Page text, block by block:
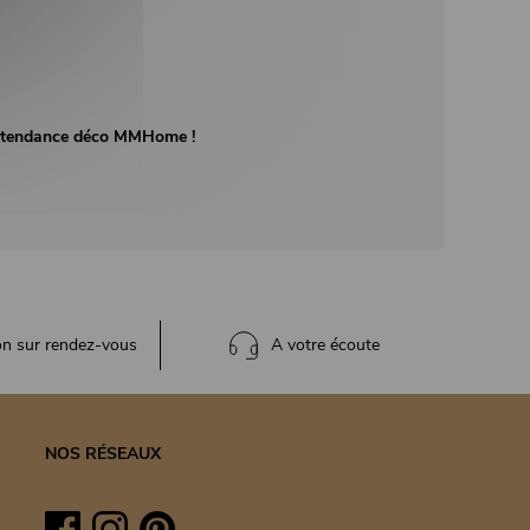
déco MMHome !
sur rendez-vous A votre écoute
NOS RÉSEAUX